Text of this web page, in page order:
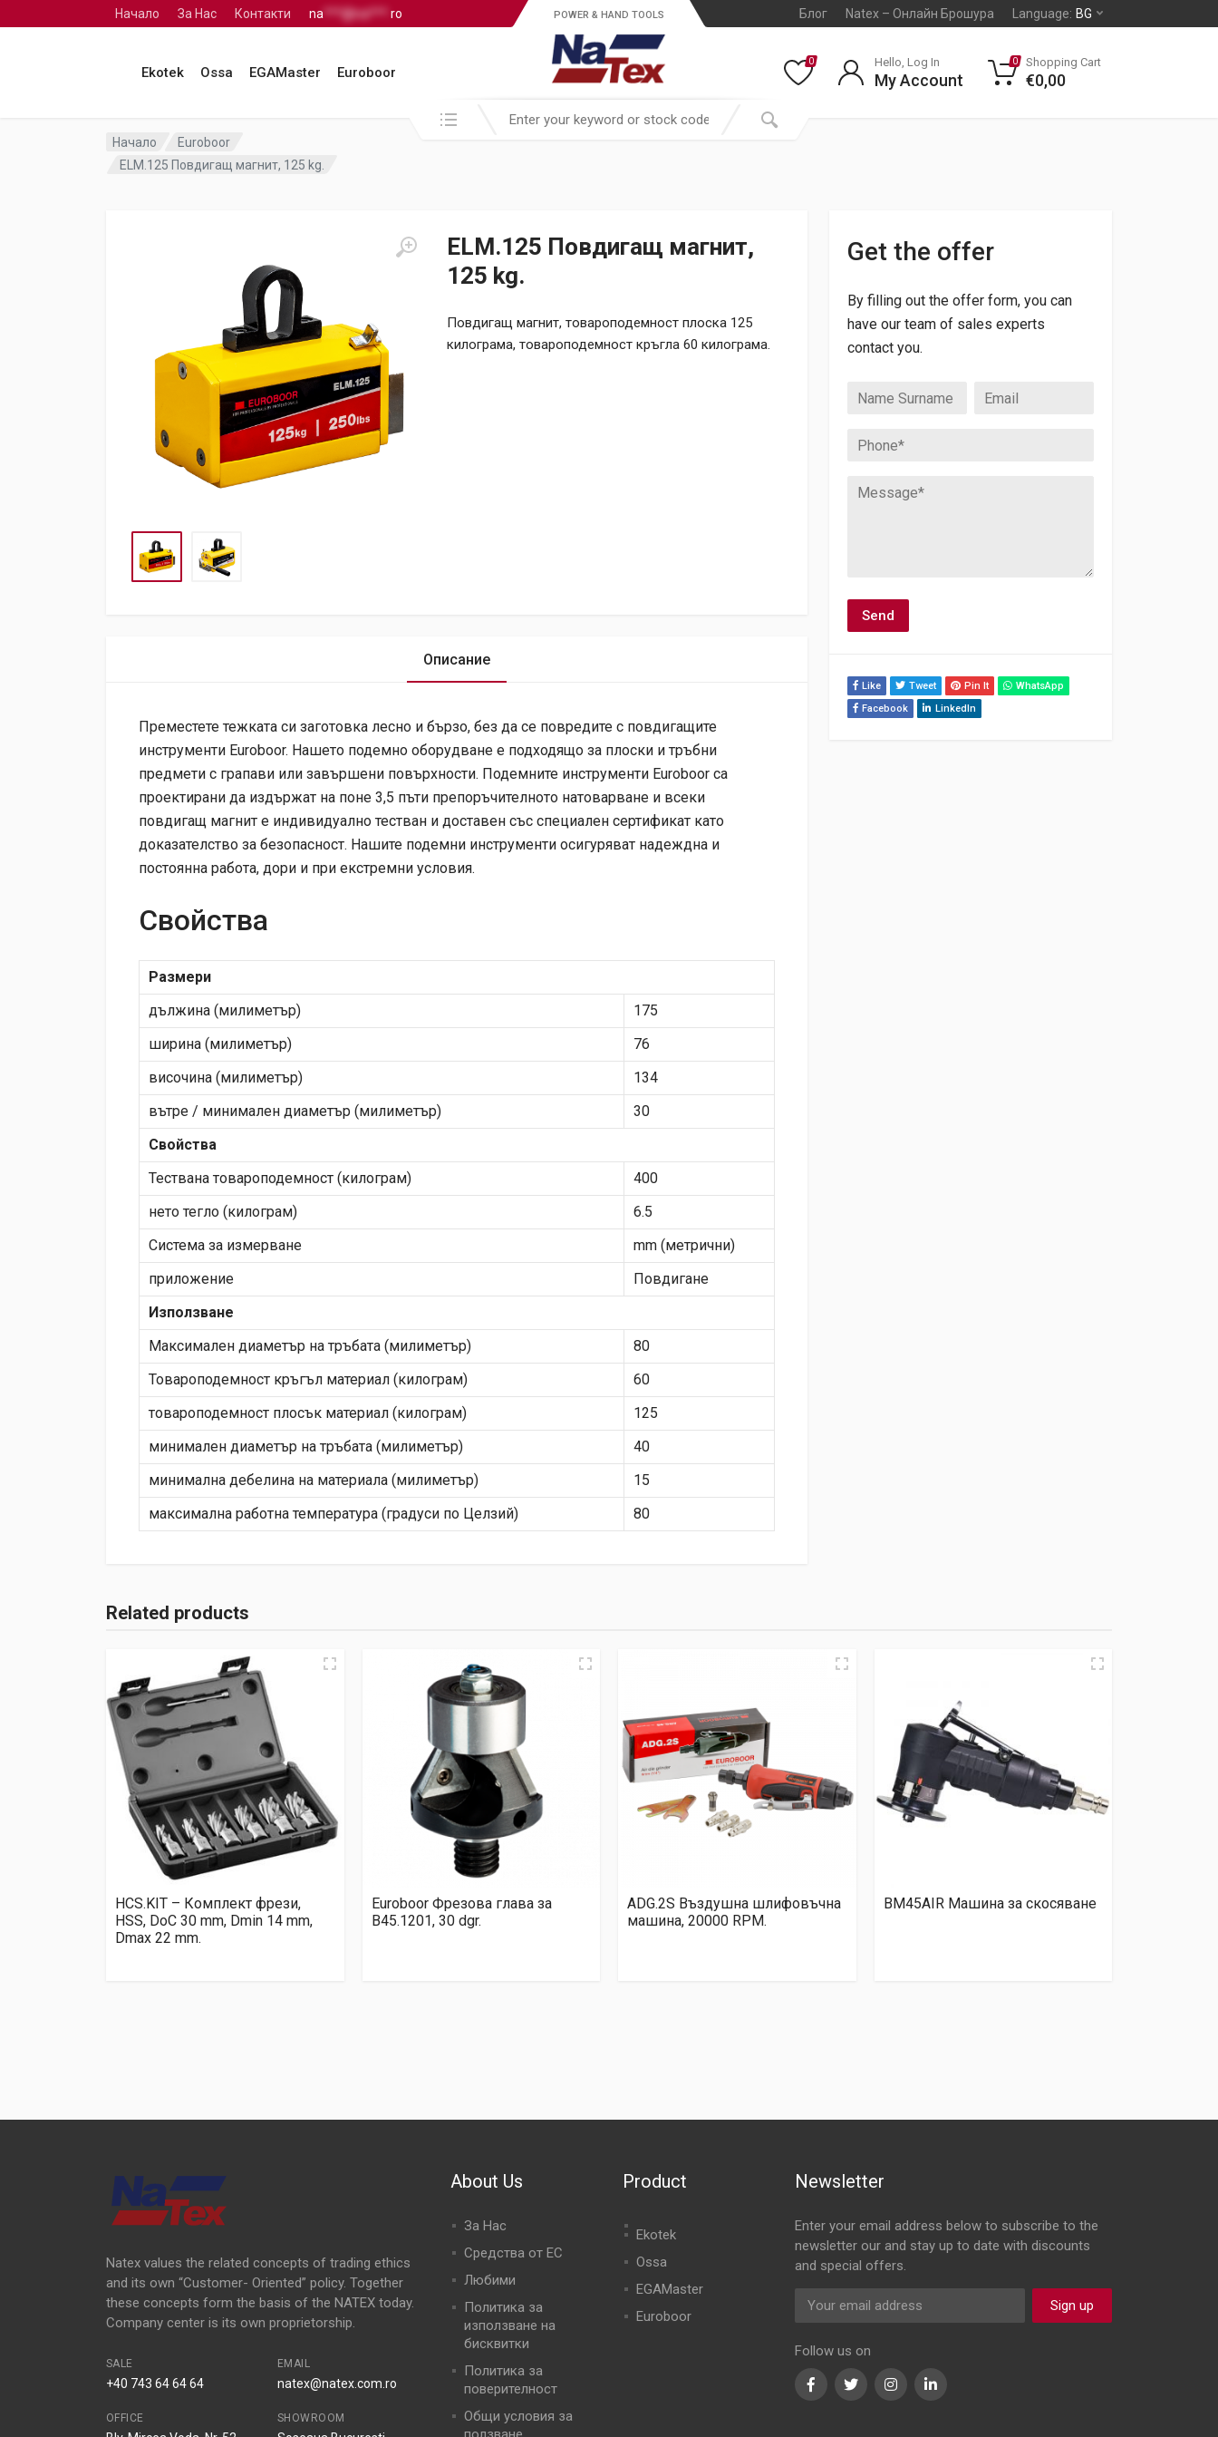
Начало За Нас Контакти na ***@na***. ro Блог Natex – Онлайн Брошура Language: BG
Ekotek Ossa EGAMaster Euroboor
POWER & HAND TOOLS
Search in:
0 Hello, Log In
My Account
0 Shopping Cart
€0,00
Начало
Euroboor
ELM.125 Повдигащ магнит, 125 kg.
ELM.125 Повдигащ магнит,
125 kg.
Повдигащ магнит, товароподемност плоска 125
килограма, товароподемност кръгла 60 килограма.
Get the offer
By filling out the offer form, you can
have our team of sales experts
contact you.
Like Tweet Pin It
WhatsApp
Facebook
LinkedIn
Описание
Преместете тежката си заготовка лесно и бързо, без да се повредите с повдигащите
инструменти Euroboor. Нашето подемно оборудване е подходящо за плоски и тръбни
предмети с грапави или завършени повърхности. Подемните инструменти Euroboor са
проектирани да издържат на поне 3,5 пъти препоръчителното натоварване и всеки
повдигащ магнит е индивидуално тестван и доставен със специален сертификат като
доказателство за безопасност. Нашите подемни инструменти осигуряват надеждна и
постоянна работа, дори и при екстремни условия.
Свойства
Размери
дължина (милиметър)
175
ширина (милиметър)
76
височина (милиметър)
134
вътре / минимален диаметър (милиметър)
30
Свойства
Тествана товароподемност (килограм)
400
нето тегло (килограм)
6.5
Система за измерване
mm (метрични)
приложение
Повдигане
Използване
Максимален диаметър на тръбата (милиметър)
80
Товароподемност кръгъл материал (килограм)
60
товароподемност плосък материал (килограм)
125
минимален диаметър на тръбата (милиметър)
40
минимална дебелина на материала (милиметър)
15
максимална работна температура (градуси по Целзий)
80
Related products
HCS.KIT – Комплект фрези,
HSS, DoC 30 mm, Dmin 14 mm,
Dmax 22 mm.
Euroboor Фрезова глава за
B45.1201, 30 dgr.
ADG.2S Въздушна шлифовъчна
машина, 20000 RPM.
BM45AIR Машина за скосяване
Natex values the related concepts of trading ethics
and its own “Customer- Oriented” policy. Together
these concepts form the basis of the NATEX today.
Company center is its own proprietorship.
SALE
+40 743 64 64 64
EMAIL
natex@natex.com.ro
OFFICE SHOWROOM
About Us
За Нас
Средства от ЕС
Любими
Политика за
използване на
бисквитки
Политика за
поверителност
Общи условия за
Product
Ekotek
Ossa
EGAMaster
Euroboor
Newsletter
Enter your email address below to subscribe to the
newsletter our and stay up to date with discounts
and special offers.
Sign up
Follow us on
FacebookTwitterInstagramLinkedIn